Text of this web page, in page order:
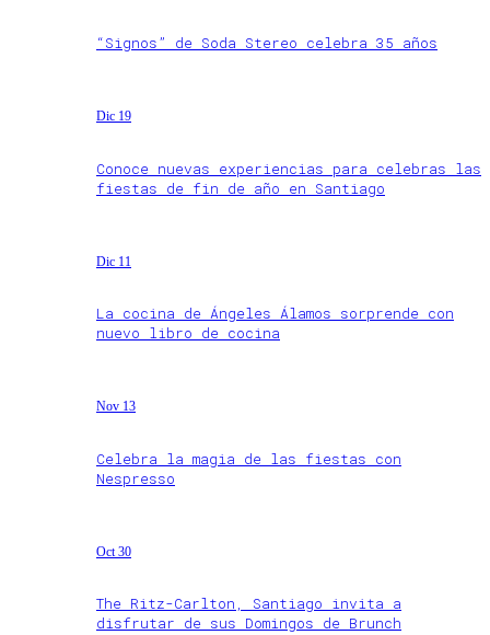
“Signos” de Soda Stereo celebra 35 años
Dic 19
Conoce nuevas experiencias para celebras las
fiestas de fin de año en Santiago
Dic 11
La cocina de Ángeles Álamos sorprende con
nuevo libro de cocina
Nov 13
Celebra la magia de las fiestas con
Nespresso
Oct 30
The Ritz-Carlton, Santiago invita a
disfrutar de sus Domingos de Brunch